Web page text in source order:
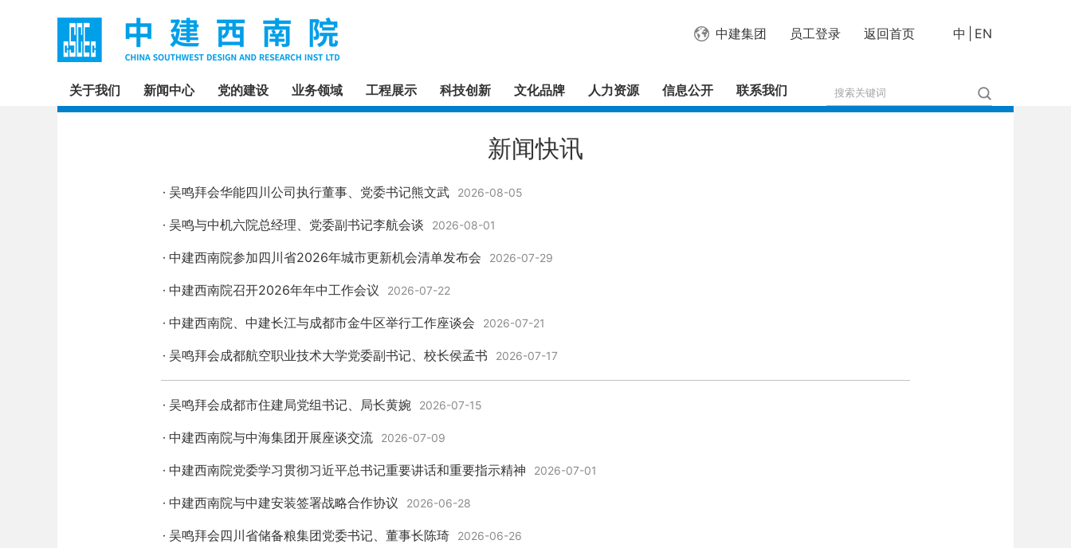
EN
中
返回首页
员工登录
中建集团
关于我们 新闻中心 党的建设 业务领域 工程展示 科技创新 文化品牌 人力资源 信息公开 联系我们
新闻快讯
吴鸣拜会华能四川公司执行董事、党委书记熊文武 2026-08-05
吴鸣与中机六院总经理、党委副书记李航会谈 2026-08-01
中建西南院参加四川省2026年城市更新机会清单发布会 2026-07-29
中建西南院召开2026年年中工作会议 2026-07-22
中建西南院、中建长江与成都市金牛区举行工作座谈会 2026-07-21
吴鸣拜会成都航空职业技术大学党委副书记、校长侯孟书 2026-07-17
吴鸣拜会成都市住建局党组书记、局长黄婉 2026-07-15
中建西南院与中海集团开展座谈交流 2026-07-09
中建西南院党委学习贯彻习近平总书记重要讲话和重要指示精神 2026-07-01
中建西南院与中建安装签署战略合作协议 2026-06-28
吴鸣拜会四川省储备粮集团党委书记、董事长陈琦 2026-06-26